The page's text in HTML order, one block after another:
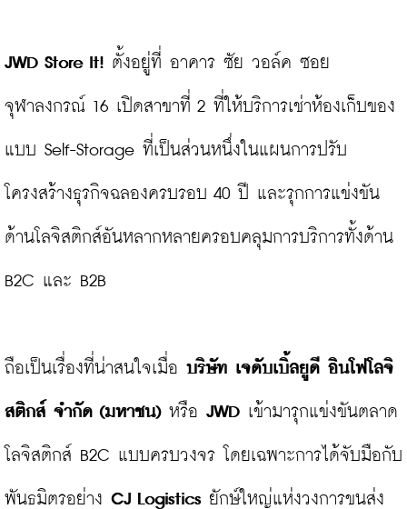
JWD Store It! ตั้งอยู่ที่ อาคาร ซัย วอล์ค ซอย
จุฬาลงกรณ์ 16 เปิดสาขาที่ 2 ที่ให้บริการเช่าห้องเก็บของ
แบบ Self-Storage ที่เป็นส่วนหนึ่งในแผนการปรับ
โครงสร้างธุรกิจฉลองครบรอบ 40 ปี และรุกการแข่งขัน
ด้านโลจิสติกส์อันหลากหลายครอบคลุมการบริการทั้งด้าน
B2C และ B2B
ถือเป็นเรื่องที่น่าสนใจเมื่อ บริษัท เจดับเบิ้ลยูดี อินโฟโลจิ
สติกส์ จำกัด (มหาชน) หรือ JWD เข้ามารุกแข่งขันตลาด
โลจิสติกส์ B2C แบบครบวงจร โดยเฉพาะการได้จับมือกับ
พันธมิตรอย่าง CJ Logistics ยักษ์ใหญ่แห่งวงการขนส่ง